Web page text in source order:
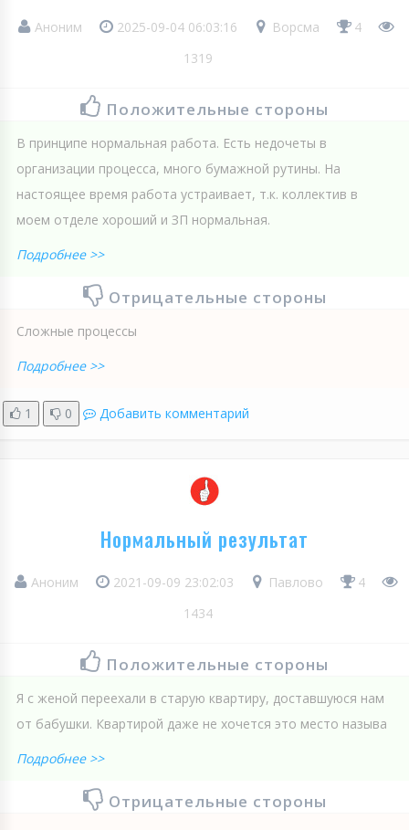
Аноним 2025-09-04 06:03:16 Ворсма
4
1319
Положительные стороны
В принципе нормальная работа. Есть недочеты в
организации процесса, много бумажной рутины. На
настоящее время работа устраивает, т.к. коллектив в
моем отделе хороший и ЗП нормальная.
Подробнее >>
Отрицательные стороны
Сложные процессы
Подробнее >>
1 0 Добавить комментарий
Нормальный результат
Аноним 2021-09-09 23:02:03 Павлово
4
1434
Положительные стороны
Я с женой переехали в старую квартиру, доставшуюся нам
от бабушки. Квартирой даже не хочется это место называ
Подробнее >>
Отрицательные стороны